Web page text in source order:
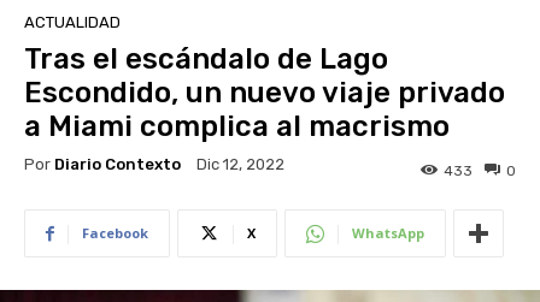
ACTUALIDAD
Tras el escándalo de Lago
Escondido, un nuevo viaje privado
a Miami complica al macrismo
Por Diario Contexto Dic 12, 2022 0
433
Facebook X WhatsApp